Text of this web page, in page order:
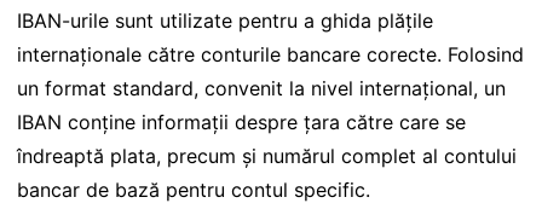
IBAN-urile sunt utilizate pentru a ghida plățile
internaționale către conturile bancare corecte. Folosind
un format standard, convenit la nivel internațional, un
IBAN conține informații despre țara către care se
îndreaptă plata, precum și numărul complet al contului
bancar de bază pentru contul specific.